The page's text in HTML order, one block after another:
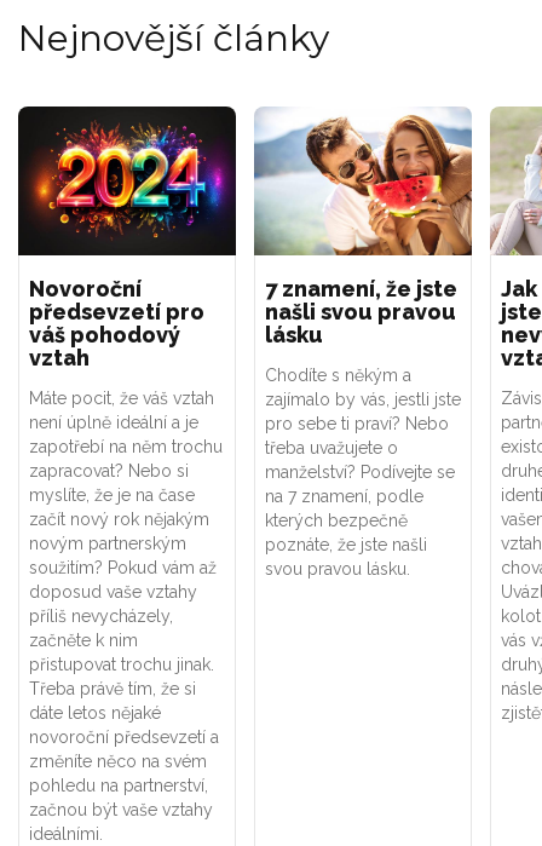
Nejnovější články
Novoroční
předsevzetí pro
váš pohodový
vztah
Máte pocit, že váš vztah
není úplně ideální a je
zapotřebí na něm trochu
zapracovat? Nebo si
myslíte, že je na čase
začít nový rok nějakým
novým partnerským
soužitím? Pokud vám až
doposud vaše vztahy
příliš nevycházely,
začněte k nim
přistupovat trochu jinak.
Třeba právě tím, že si
dáte letos nějaké
novoroční předsevzetí a
změníte něco na svém
pohledu na partnerství,
začnou být vaše vztahy
ideálními.
7 znamení, že jste
našli svou pravou
lásku
Chodíte s někým a
zajímalo by vás, jestli jste
pro sebe ti praví? Nebo
třeba uvažujete o
manželství? Podívejte se
na 7 znamení, podle
kterých bezpečně
poznáte, že jste našli
svou pravou lásku.
vás